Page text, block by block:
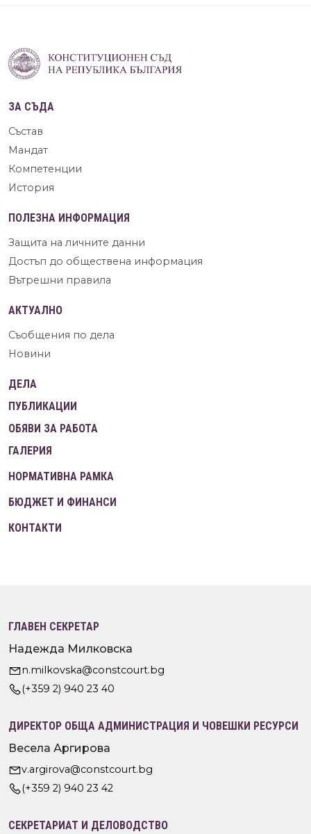
ЗА СЪДА
Състав
Мандат
Компетенции
История
ПОЛЕЗНА ИНФОРМАЦИЯ
Защита на личните данни
Достъп до обществена информация
Вътрешни правила
АКТУАЛНО
Съобщения по дела
Новини
ДЕЛА
ПУБЛИКАЦИИ
ОБЯВИ ЗА РАБОТА
ГАЛЕРИЯ
НОРМАТИВНА РАМКА
БЮДЖЕТ И ФИНАНСИ
КОНТАКТИ
ГЛАВЕН СЕКРЕТАР
Надежда Милковска
n.milkovska@constcourt.bg
(+359 2) 940 23 40
ДИРЕКТОР ОБЩА АДМИНИСТРАЦИЯ И ЧОВЕШКИ РЕСУРСИ
Весела Аргирова
v.argirova@constcourt.bg
(+359 2) 940 23 42
СЕКРЕТАРИАТ И ДЕЛОВОДСТВО